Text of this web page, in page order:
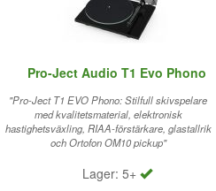
Pro-Ject Audio T1 Evo Phono
"Pro-Ject T1 EVO Phono: Stilfull skivspelare
med kvalitetsmaterial, elektronisk
hastighetsväxling, RIAA-förstärkare, glastallrik
och Ortofon OM10 pickup"
Lager: 5+